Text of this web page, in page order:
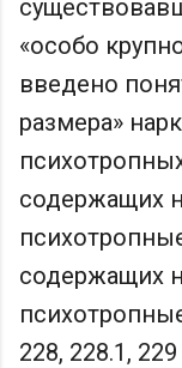
«особо
введено
размера»
содержащих
содержащих
228, 228.1,